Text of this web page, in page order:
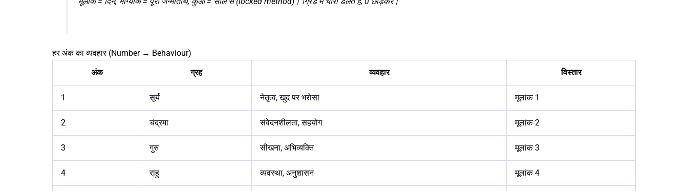
हर अंक का व्यवहार (Number → Behaviour)
अंक
ग्रह व्यवहार विस्तार
1 सूर्य नेतृत्व, खुद पर भरोसा मूलांक 1
2 चंद्रमा संवेदनशीलता, सहयोग मूलांक 2
3 गुरु सीखना, अभिव्यक्ति मूलांक 3
4 राहु व्यवस्था, अनुशासन मूलांक 4